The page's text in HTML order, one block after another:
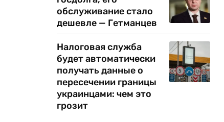
обслуживание стало
дешевле — Гетманцев
Налоговая служба
будет автоматически
получать данные о
пересечении границы
украинцами: чем это
грозит